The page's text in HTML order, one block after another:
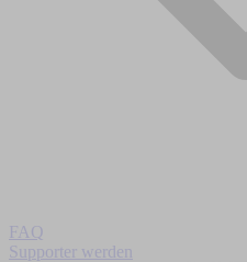
FAQ
Supporter werden